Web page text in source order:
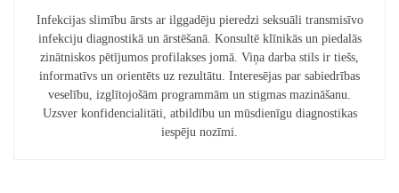
Infekcijas slimību ārsts ar ilggadēju pieredzi seksuāli transmisīvo
infekciju diagnostikā un ārstēšanā. Konsultē klīnikās un piedalās
zinātniskos pētījumos profilakses jomā. Viņa darba stils ir tiešs,
informatīvs un orientēts uz rezultātu. Interesējas par sabiedrības
veselību, izglītojošām programmām un stigmas mazināšanu.
Uzsver konfidencialitāti, atbildību un mūsdienīgu diagnostikas
iespēju nozīmi.